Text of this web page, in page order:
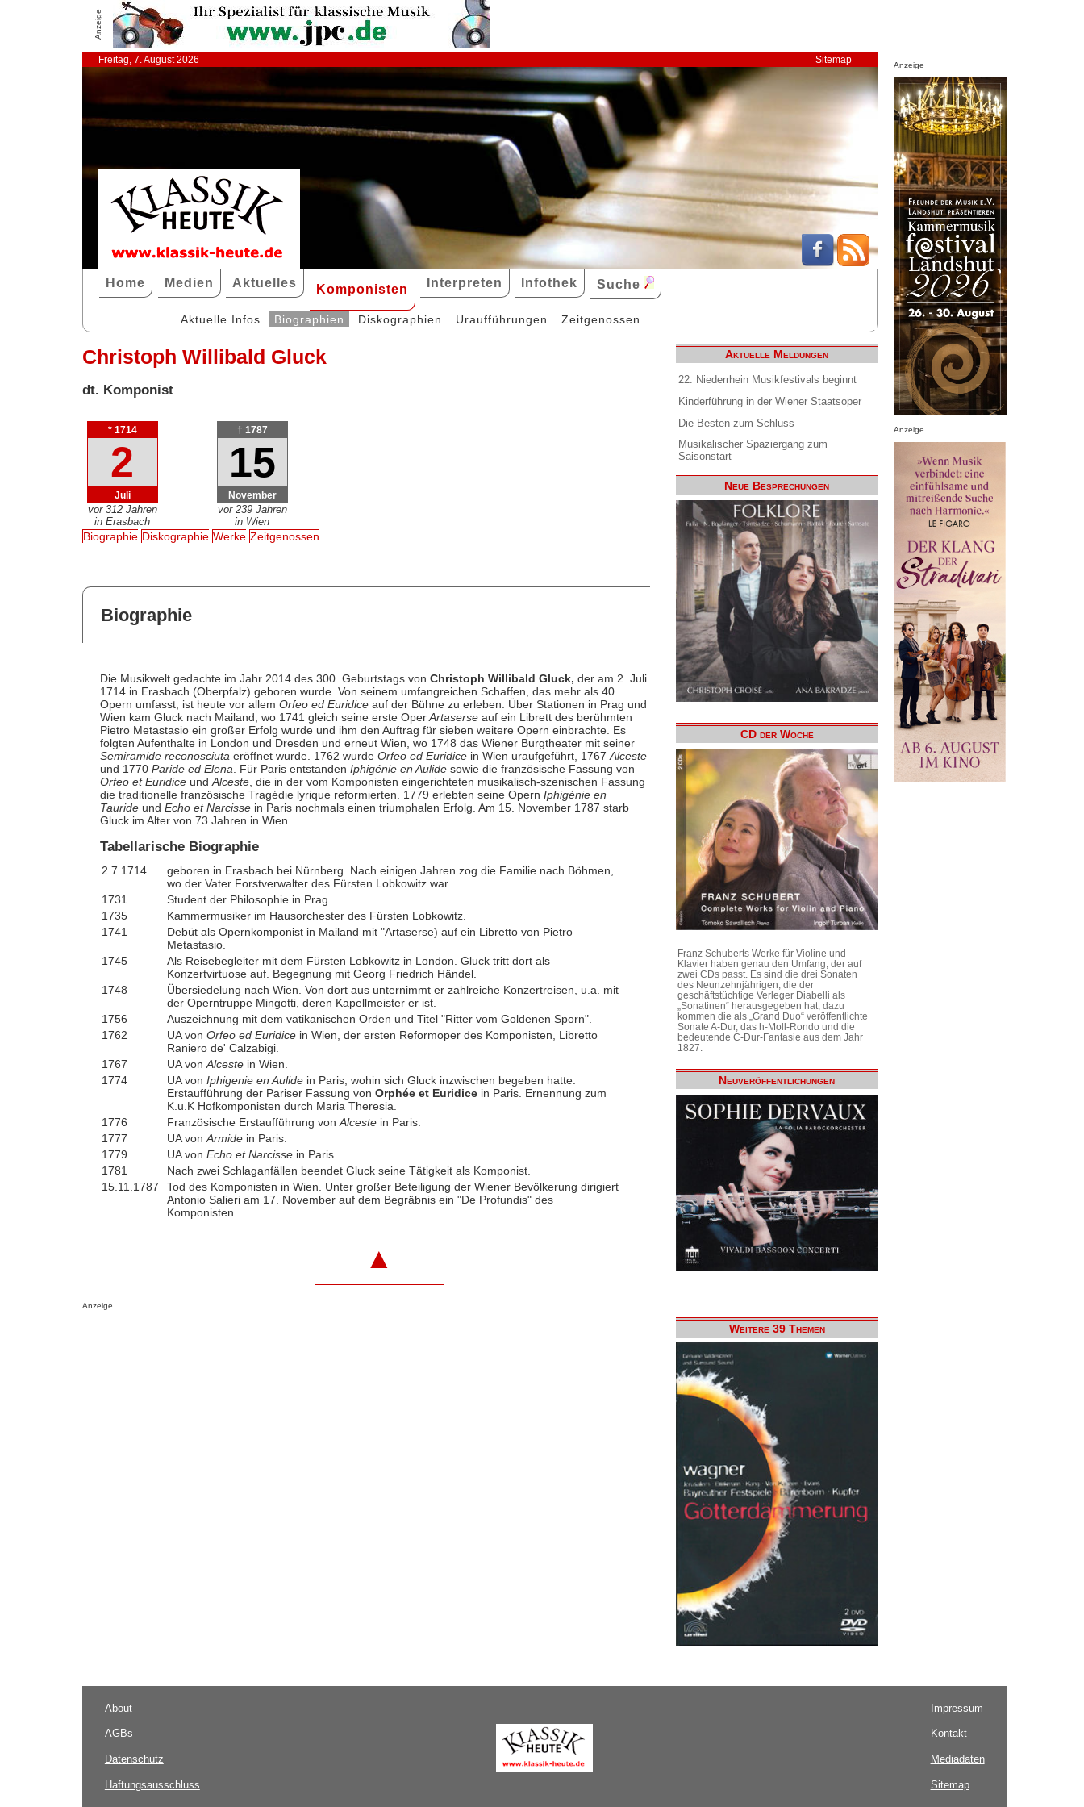
Anzeige
Freitag, 7. August 2026 Sitemap
Home Medien Aktuelles Komponisten Interpreten Infothek Suche
Aktuelle Infos Biographien Diskographien Uraufführungen Zeitgenossen
Christoph Willibald Gluck
dt. Komponist
* 1714
2
Juli
vor 312 Jahren
in Erasbach
† 1787
15
November
vor 239 Jahren
in Wien
Biographie Diskographie Werke Zeitgenossen
Biographie
Die Musikwelt gedachte im Jahr 2014 des 300. Geburtstags von Christoph Willibald Gluck, der am 2. Juli
1714 in Erasbach (Oberpfalz) geboren wurde. Von seinem umfangreichen Schaffen, das mehr als 40
Opern umfasst, ist heute vor allem Orfeo ed Euridiceauf der Bühne zu erleben. Über Stationen in Prag und
Wien kam Gluck nach Mailand, wo 1741 gleich seine erste OperArtaserseauf ein Librett des berühmten
Pietro Metastasio ein großer Erfolg wurde und ihm den Auftrag für sieben weitere Opern einbrachte. Es
folgten Aufenthalte in London und Dresden und erneut Wien, wo 1748 das Wiener Burgtheater mit seiner
Semiramide reconosciutaeröffnet wurde. 1762 wurde Orfeo ed Euridicein Wien uraufgeführt, 1767Alceste
und 1770 Paride ed Elena. Für Paris entstanden Iphigénie en Aulidesowie die französische Fassung von
Orfeo et EuridiceundAlceste, die in der vom Komponisten eingerichteten musikalisch-szenischen Fassung
die traditionelle französische Tragédie lyrique reformierten. 1779 erlebten seine Opern Iphigénie en
Taurideund Echo et Narcissein Paris nochmals einen triumphalen Erfolg. Am 15. November 1787 starb
Gluck im Alter von 73 Jahren in Wien.
Tabellarische Biographie
2.7.1714
geboren in Erasbach bei Nürnberg. Nach einigen Jahren zog die Familie nach Böhmen,
wo der Vater Forstverwalter des Fürsten Lobkowitz war.
1731
Student der Philosophie in Prag.
1735
Kammermusiker im Hausorchester des Fürsten Lobkowitz.
1741
Debüt als Opernkomponist in Mailand mit "Artaserse) auf ein Libretto von Pietro
Metastasio.
1745
Als Reisebegleiter mit dem Fürsten Lobkowitz in London. Gluck tritt dort als
Konzertvirtuose auf. Begegnung mit Georg Friedrich Händel.
1748
Übersiedelung nach Wien. Von dort aus unternimmt er zahlreiche Konzertreisen, u.a. mit
der Operntruppe Mingotti, deren Kapellmeister er ist.
1756
Auszeichnung mit dem vatikanischen Orden und Titel "Ritter vom Goldenen Sporn".
1762
UA von Orfeo ed Euridicein Wien, der ersten Reformoper des Komponisten, Libretto
Raniero de' Calzabigi.
1767
UA von Alcestein Wien.
1774
UA von Iphigenie en Aulidein Paris, wohin sich Gluck inzwischen begeben hatte.
Erstaufführung der Pariser Fassung von Orphée et Euridicein Paris. Ernennung zum
K.u.K Hofkomponisten durch Maria Theresia.
1776
Französische Erstaufführung von Alcestein Paris.
1777
UA von Armidein Paris.
1779
UA von Echo et Narcissein Paris.
1781
Nach zwei Schlaganfällen beendet Gluck seine Tätigkeit als Komponist.
15.11.1787
Tod des Komponisten in Wien. Unter großer Beteiligung der Wiener Bevölkerung dirigiert
Antonio Salieri am 17. November auf dem Begräbnis ein "De Profundis" des
Komponisten.
▲
Anzeige
Aktuelle Meldungen
22. Niederrhein Musikfestivals beginnt
Kinderführung in der Wiener Staatsoper
Die Besten zum Schluss
Musikalischer Spaziergang zum
Saisonstart
Neue Besprechungen
CD der Woche
Franz Schuberts Werke für Violine und
Klavier haben genau den Umfang, der auf
zwei CDs passt. Es sind die drei Sonaten
des Neunzehnjährigen, die der
geschäftstüchtige Verleger Diabelli als
„Sonatinen“ herausgegeben hat, dazu
kommen die als „Grand Duo“ veröffentlichte
Sonate A-Dur, das h-Moll-Rondo und die
bedeutende C-Dur-Fantasie aus dem Jahr
1827.
Neuveröffentlichungen
Weitere 39 Themen
Anzeige
Anzeige
About
AGBs
Datenschutz
Haftungsausschluss
Impressum
Kontakt
Mediadaten
Sitemap